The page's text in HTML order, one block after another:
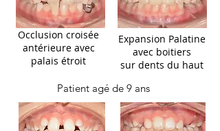
Occlusion croisée
antérieure avec
palais étroit
Expansion Palatine
avec boitiers
sur dents du haut
Patient agé de 9 ans